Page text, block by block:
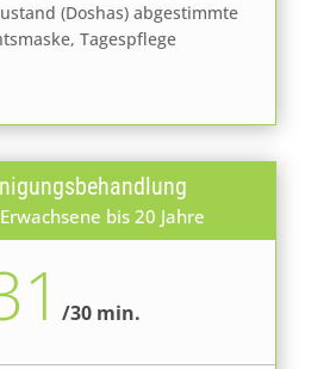
(Doshas) abgestimmte
Tagespflege
bis 20 Jahre
/30 min.